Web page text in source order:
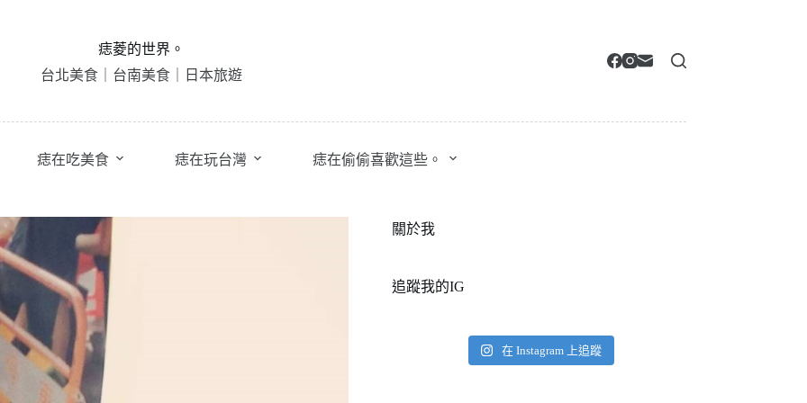
痣菱的世界。
台北美食｜台南美食｜日本旅遊
痣在吃美食 痣在玩台灣 痣在偷偷喜歡這些。
關於我
追蹤我的IG
在 Instagram 上追蹤